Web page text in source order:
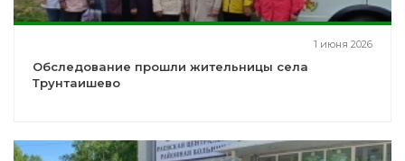
1 июня 2026
Обследование прошли жительницы села
Трунтаишево